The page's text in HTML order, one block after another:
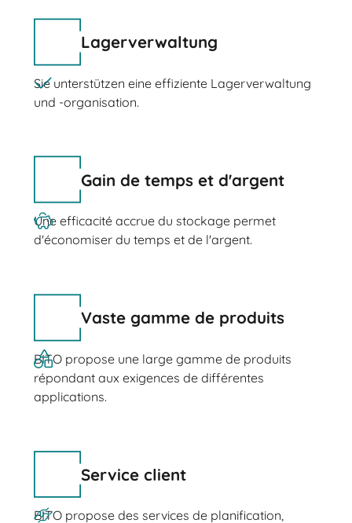
Lagerverwaltung
Sie unterstützen eine effiziente Lagerverwaltung
und -organisation.
Gain de temps et d'argent
Une efficacité accrue du stockage permet
d'économiser du temps et de l'argent.
Vaste gamme de produits
BITO propose une large gamme de produits
répondant aux exigences de différentes
applications.
Service client
BITO propose des services de planification,